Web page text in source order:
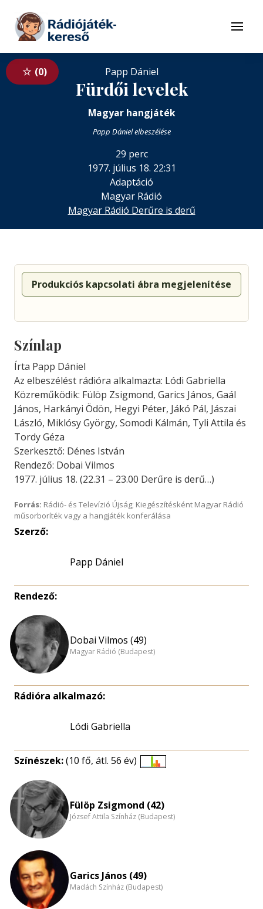
Tovább a tartalomhoz
Menü
0 Papp Dániel
Fürdői levelek
Magyar hangjáték
Papp Dániel elbeszélése
29 perc
1977. július 18. 22:31
Adaptáció
Magyar Rádió
Magyar Rádió Derűre is derű
Produkciós kapcsolati ábra megjelenítése
Színlap
Írta Papp Dániel
Az elbeszélést rádióra alkalmazta: Lódi Gabriella
Közreműködik: Fülöp Zsigmond, Garics János, Gaál
János, Harkányi Ödön, Hegyi Péter, Jákó Pál, Jászai
László, Miklósy György, Somodi Kálmán, Tyli Attila és
Tordy Géza
Szerkesztő: Dénes István
Rendező: Dobai Vilmos
1977. július 18. (22.31 – 23.00 Derűre is derű…)
Forrás: Rádió- és Televízió Újság; Kiegészítésként Magyar Rádió
műsorboríték vagy a hangjáték konferálása
Szerző:
Papp Dániel
Rendező:
Dobai Vilmos (49)
Magyar Rádió (Budapest)
Rádióra alkalmazó:
Lódi Gabriella
Színészek:(10 fő, átl. 56 év)
nagyítása
Fülöp Zsigmond (42)
József Attila Színház (Budapest)
Garics János (49)
Madách Színház (Budapest)